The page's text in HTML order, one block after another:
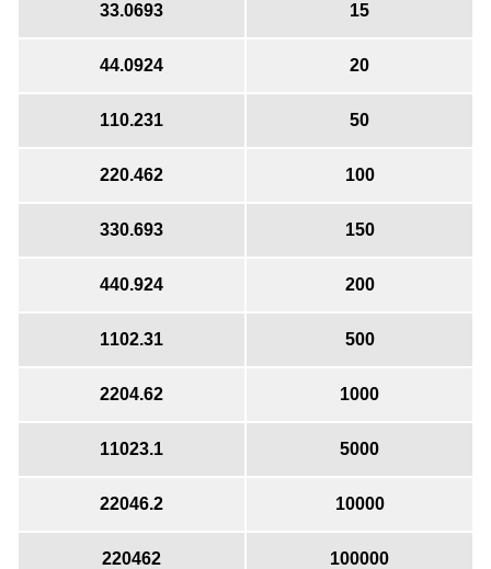
15
33.0693
20
44.0924
50
110.231
100
220.462
150
330.693
200
440.924
500
1102.31
1000
2204.62
5000
11023.1
10000
22046.2
100000
220462